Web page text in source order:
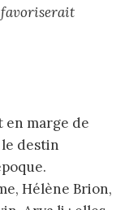
favoriserait
en marge de
destin
Hélène Brion,